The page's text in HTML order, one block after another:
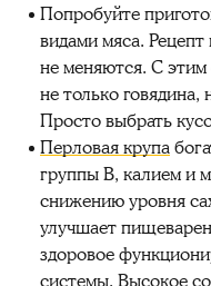
Попробуйте
видами мяса.
не меняются. С
не только
Просто выбрать
Перловая крупа
группы В, калием и
снижению уровня
улучшает
здоровое